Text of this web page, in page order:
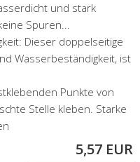
und stark
Spuren...
Dieser doppelseitige
Wasserbeständigkeit, ist
Punkte von
Stelle kleben. Starke
5,57 EUR